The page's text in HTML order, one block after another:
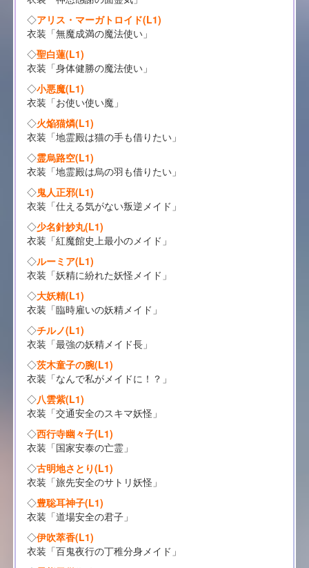
◇アリス・マーガトロイド(L1)
衣装「無魔成満の魔法使い」
◇聖白蓮(L1)
衣装「身体健勝の魔法使い」
◇小悪魔(L1)
衣装「お使い使い魔」
◇火焔猫燐(L1)
衣装「地霊殿は猫の手も借りたい」
◇霊烏路空(L1)
衣装「地霊殿は烏の羽も借りたい」
◇鬼人正邪(L1)
衣装「仕える気がない叛逆メイド」
◇少名針妙丸(L1)
衣装「紅魔館史上最小のメイド」
◇ルーミア(L1)
衣装「妖精に紛れた妖怪メイド」
◇大妖精(L1)
衣装「臨時雇いの妖精メイド」
◇チルノ(L1)
衣装「最強の妖精メイド長」
◇茨木童子の腕(L1)
衣装「なんで私がメイドに！？」
◇八雲紫(L1)
衣装「交通安全のスキマ妖怪」
◇西行寺幽々子(L1)
衣装「国家安泰の亡霊」
◇古明地さとり(L1)
衣装「旅先安全のサトリ妖怪」
◇豊聡耳神子(L1)
衣装「道場安全の君子」
◇伊吹萃香(L1)
衣装「百鬼夜行の丁稚分身メイド」